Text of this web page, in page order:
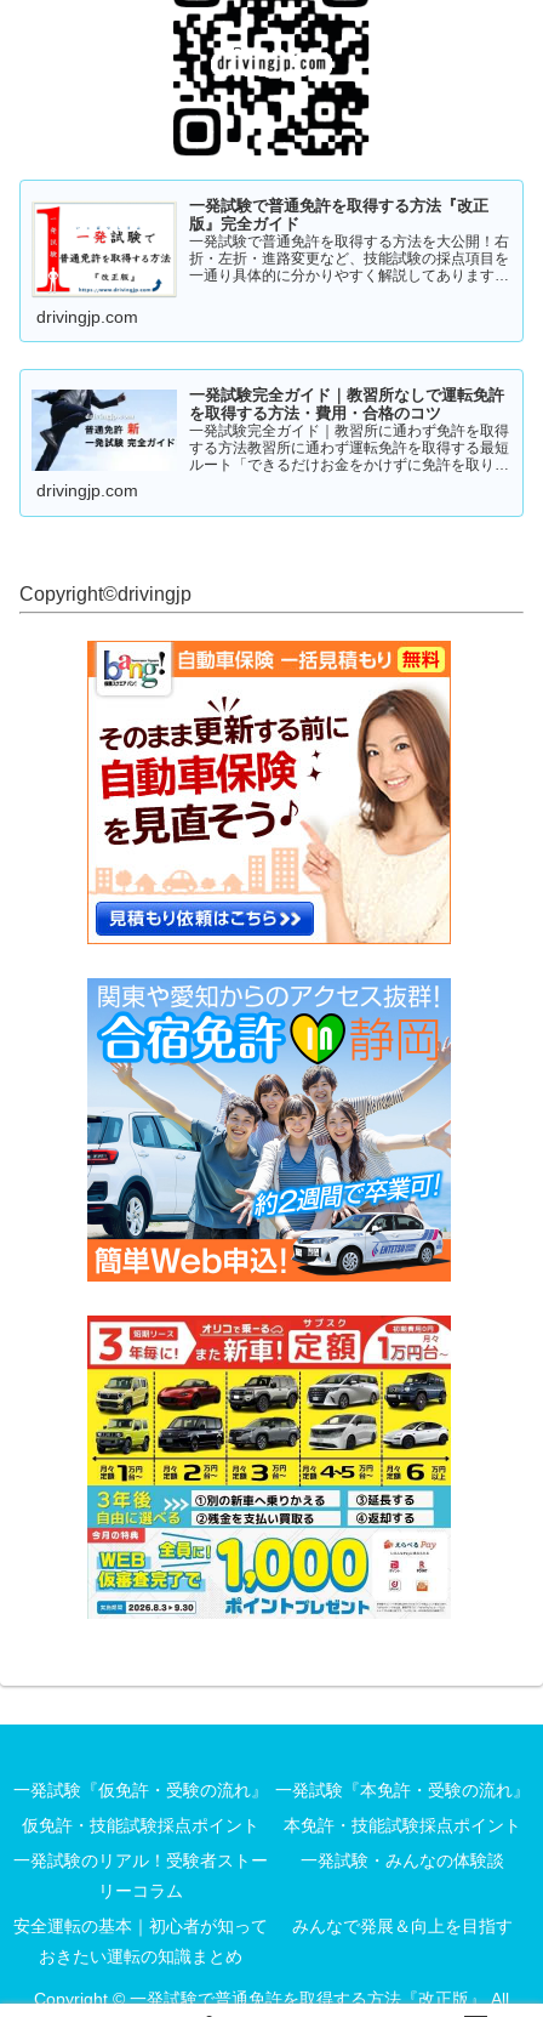
一発試験で普通免許を取得する方法『改正
版』完全ガイド
一発試験で普通免許を取得する方法を大公開！右
折・左折・進路変更など、技能試験の採点項目を
一通り具体的に分かりやすく解説してあります。
drivingjp.com
一発試験完全ガイド｜教習所なしで運転免許
を取得する方法・費用・合格のコツ
一発試験完全ガイド｜教習所に通わず免許を取得
する方法教習所に通わず運転免許を取得する最短
ルート「できるだけお金をかけずに免許を取りた
試験（飛び込み試験...
drivingjp.com
Copyright©︎drivingjp
一発試験『仮免許・受験の流れ』
一発試験『本免許・受験の流れ』
仮免許・技能試験採点ポイント
本免許・技能試験採点ポイント
一発試験のリアル！受験者ストー
リーコラム
一発試験・みんなの体験談
安全運転の基本｜初心者が知って
おきたい運転の知識まとめ
みんなで発展＆向上を目指す
Copyright © 一発試験で普通免許を取得する方法『改正版』 All